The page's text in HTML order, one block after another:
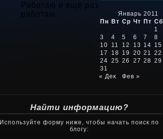
Январь 2011
Пн Вт Ср Чт Пт Сб
1
3
4 5 6 7 8
10
11 12 13 14 15
17
18 19 20 21 22
24 25 26 27 28 29
31
« Дек
Фев »
Работаю и ещё раз
работаю
Найти информацию?
Используйте форму ниже, чтобы начать поиск по
блогу: